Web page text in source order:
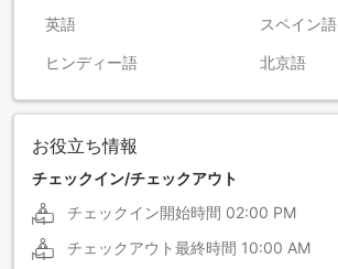
英語 スペイン語
ヒンディー語 北京語
お役立ち情報
チェックイン/チェックアウト
チェックイン開始時間 02:00 PM
チェックアウト最終時間 10:00 AM